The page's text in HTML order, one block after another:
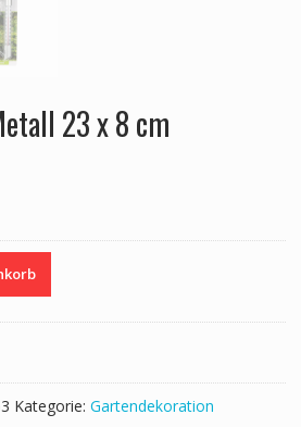
23 x 8 cm
20.00.
Kategorie: Gartendekoration